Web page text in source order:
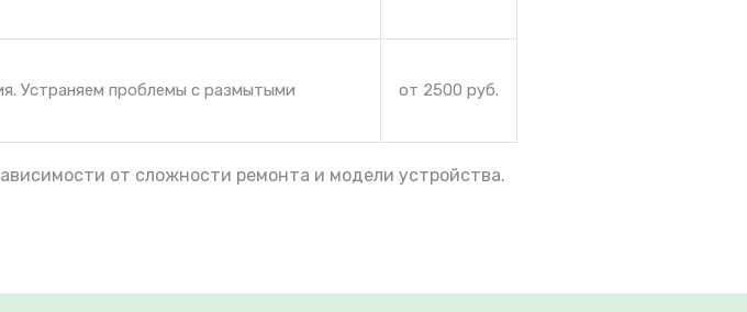
Устраняем проблемы с размытыми
от 2500 руб.
от сложности ремонта и модели устройства.